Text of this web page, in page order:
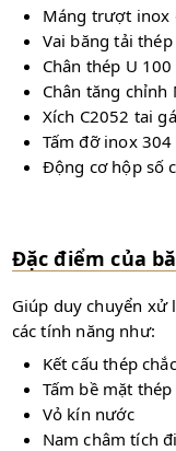
Máng trượt inox
Vai băng tải
Chân thép U
Chân tăng chỉnh
Xích C2052 tai gá
Tấm đỡ inox
Động cơ hộp số
Đặc điểm của
Giúp duy chuyển xử
các tính năng như:
Kết cấu thép
Tấm bề ​​mặt
Vỏ kín nước
Nam châm tích